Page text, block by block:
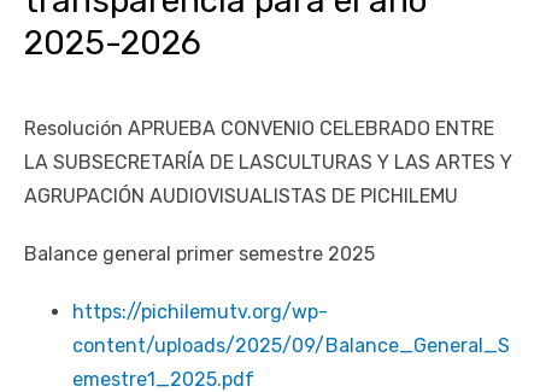
UOH y Municipalidad de Machalí suscriben convenio para
esterilización de mascotas
alianza para mejorar el acceso a la atención
gastroenterológica
Rector y diputado Neumann se refieren a cuestionamientos
Valparaíso vuelve a posicionarse como la ciudad con la
conexión a internet más rápida del mundo
2025-2026
Resolución APRUEBA CONVENIO CELEBRADO ENTRE
LA SUBSECRETARÍA DE LASCULTURAS Y LAS ARTES Y
AGRUPACIÓN AUDIOVISUALISTAS DE PICHILEMU
Balance general primer semestre 2025
https://pichilemutv.org/wp-
content/uploads/2025/09/Balance_General_S
emestre1_2025.pdf